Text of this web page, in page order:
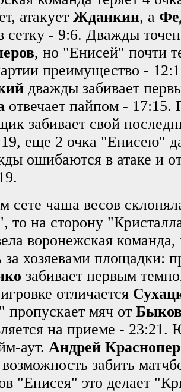
атакует Жданкин, а
сетку - 9:6. Дважды
, но "Енисей" почти
преимущество -
дважды забивает
отвечает пайпом -
забивает свой
еще 2 очка "Енисею"
ошибаются в атаке и
сете чаша весов
то на сторону
воронежская
за хозяевами площадки:
забивает первым
отличается
пропускает мяч от
на приеме -
аут. Андрей
забить
"Енисея" это делает